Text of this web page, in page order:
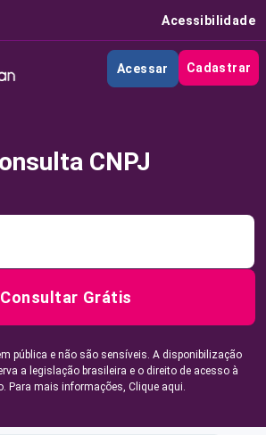
Acessibilidade
Acessar Cadastrar
CNPJ
Consultar Grátis
pública e não são sensíveis. A disponibilização
a legislação brasileira e o direito de acesso à
Para mais informações, Clique aqui.